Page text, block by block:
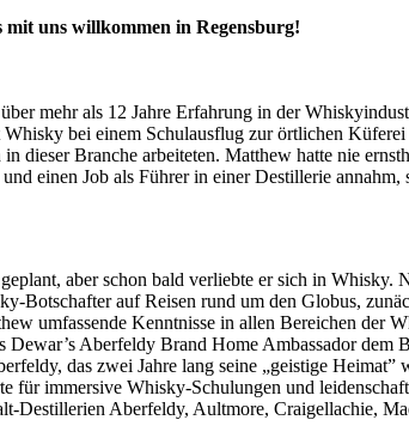
uns willkommen in Regensburg!
mehr als 12 Jahre Erfahrung in der
bei einem Schulausflug zur örtlichen
dieser Branche arbeiteten. Matthew hatte nie
einen Job als Führer in einer Destillerie
aber schon bald verliebte er sich in
Botschafter auf Reisen rund um den Globus,
umfassende Kenntnisse in allen Bereichen der
Dewar’s Aberfeldy Brand Home Ambassador
das zwei Jahre lang seine „geistige
für immersive Whisky-Schulungen und
Destillerien Aberfeldy, Aultmore, Craigellachie,